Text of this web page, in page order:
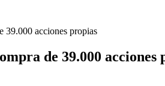
39.000 acciones propias
de 39.000 acciones